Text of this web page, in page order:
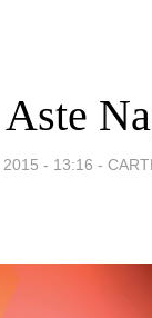
2015 - 13:16 -